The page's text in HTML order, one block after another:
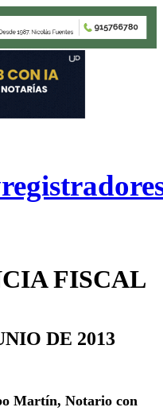
FISCAL
DE 2013
Martín, Notario con